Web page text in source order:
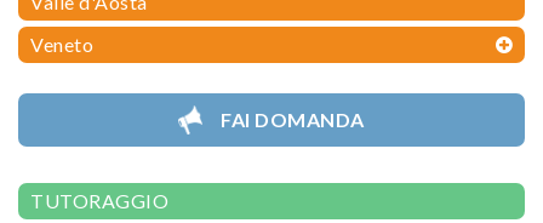
Veneto
FAI DOMANDA
TUTORAGGIO